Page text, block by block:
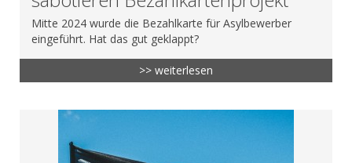
Mitte 2024 wurde die Bezahlkarte für Asylbewerber
eingeführt. Hat das gut geklappt?
>> weiterlesen